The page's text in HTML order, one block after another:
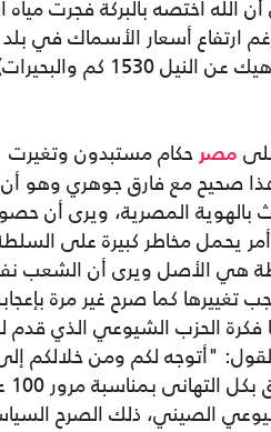
الله اختصه بالبركة فجرت مياه
ارتفاع أسعار الأسماك في
مصر حكام مستبدون وتغيرت
صحيح مع فارق جوهري وهو أن
بالهوية المصرية، ويرى أن
يحمل مخاطر كبيرة على
هي الأصل ويرى أن الشعب
تغييرها كما صرح غير مرة
الحزب الشيوعي الذي قدم
في عام 2021 بالقول: "أتوجه لكم ومن خلالكم
الشعب
الصيني، ذلك الصرح